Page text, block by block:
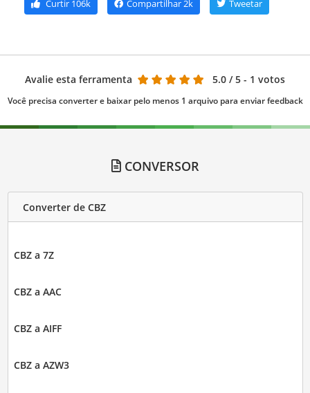
Curtir 106k Compartilhar2k Tweetar
Avalie esta ferramenta 5.0 / 5 - 1 votos
Você precisa converter e baixar pelo menos 1 arquivo para enviar feedback
CONVERSOR
Converter de CBZ
CBZ a 7Z
CBZ a AAC
CBZ a AIFF
CBZ a AZW3